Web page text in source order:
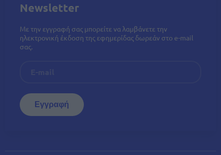
Newsletter
Με την εγγραφή σας μπορείτε να λαμβάνετε την
ηλεκτρονική έκδοση της εφημερίδας δωρεάν στο e-mail
σας.